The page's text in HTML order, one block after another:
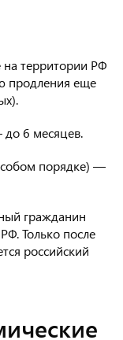
территории РФ
продления еще
до 6 месяцев.
порядке) —
гражданин
Только после
российский